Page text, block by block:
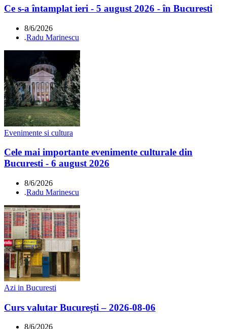
Ce s-a întamplat ieri - 5 august 2026 - în Bucuresti
8/6/2026
.Radu Marinescu
Evenimente si cultura
Cele mai importante evenimente culturale din
Bucuresti - 6 august 2026
8/6/2026
.Radu Marinescu
Azi in Bucuresti
Curs valutar București – 2026-08-06
8/6/2026